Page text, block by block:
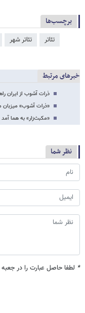
برچسب‌ها
تئاتر تئاتر شهر
خبرهای مرتبط
ذرات آشوب از ایران
«ذرات آشوب» میزبان
«مکبث‌زار» به هما آمد
نظر شما
* لطفا حاصل عبارت را در جعبه